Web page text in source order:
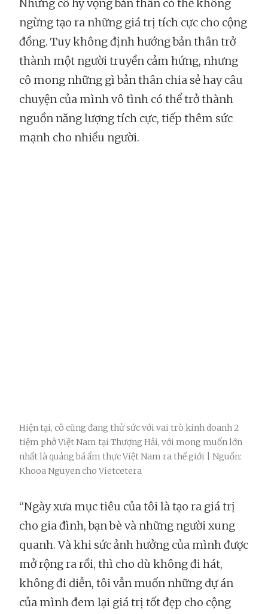
Nhưng cô hy vọng bản thân có thể không
ngừng tạo ra những giá trị tích cực cho cộng
đồng. Tuy không định hướng bản thân trở
thành một người truyền cảm hứng, nhưng
cô mong những gì bản thân chia sẻ hay câu
chuyện của mình vô tình có thể trở thành
nguồn năng lượng tích cực, tiếp thêm sức
mạnh cho nhiều người.
Hiện tại, cô cũng đang thử sức với vai trò kinh doanh 2
tiệm phở Việt Nam tại Thượng Hải, với mong muốn lớn
nhất là quảng bá ẩm thực Việt Nam ra thế giới | Nguồn:
Khooa Nguyen cho Vietcetera
“Ngày xưa mục tiêu của tôi là tạo ra giá trị
cho gia đình, bạn bè và những người xung
quanh. Và khi sức ảnh hưởng của mình được
mở rộng ra rồi, thì cho dù không đi hát,
không đi diễn, tôi vẫn muốn những dự án
của mình đem lại giá trị tốt đẹp cho cộng